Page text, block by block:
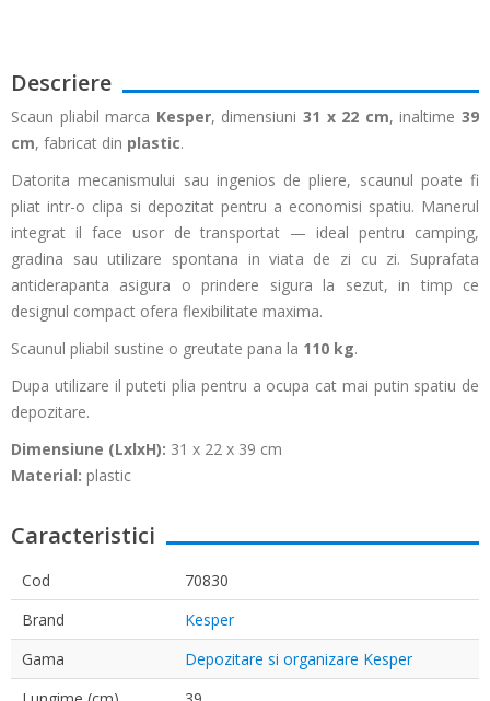
Descriere
Scaun pliabil marca Kesper, dimensiuni31 x 22 cm, inaltime 39
cm, fabricat din plastic.
Datorita mecanismului sau ingenios de pliere, scaunul poate fi
pliat intr-o clipa si depozitat pentru a economisi spatiu. Manerul
integrat il face usor de transportat — ideal pentru camping,
gradina sau utilizare spontana in viata de zi cu zi. Suprafata
antiderapanta asigura o prindere sigura la sezut, in timp ce
designul compact ofera flexibilitate maxima.
Scaunul pliabil sustine o greutate pana la 110 kg.
Dupa utilizare il puteti plia pentru a ocupa cat mai putin spatiu de
depozitare.
Dimensiune (LxlxH): 31 x 22 x 39 cm
Material: plastic
Caracteristici
Cod
70830
Brand
Kesper
Gama
Depozitare si organizare Kesper